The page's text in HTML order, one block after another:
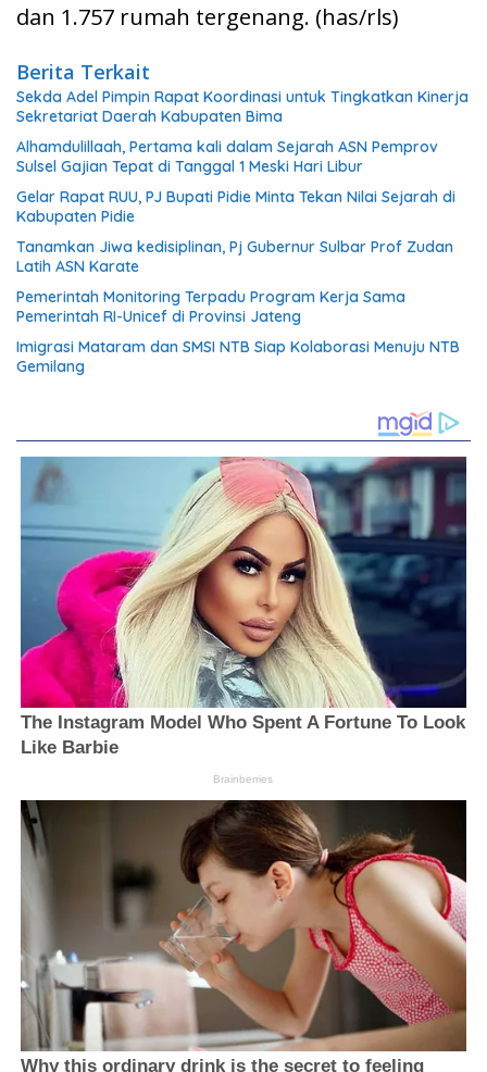
dan 1.757 rumah tergenang. (has/rls)
Berita Terkait
Sekda Adel Pimpin Rapat Koordinasi untuk Tingkatkan Kinerja
Sekretariat Daerah Kabupaten Bima
Alhamdulillaah, Pertama kali dalam Sejarah ASN Pemprov
Sulsel Gajian Tepat di Tanggal 1 Meski Hari Libur
Gelar Rapat RUU, PJ Bupati Pidie Minta Tekan Nilai Sejarah di
Kabupaten Pidie
Tanamkan Jiwa kedisiplinan, Pj Gubernur Sulbar Prof Zudan
Latih ASN Karate
Pemerintah Monitoring Terpadu Program Kerja Sama
Pemerintah RI-Unicef di Provinsi Jateng
Imigrasi Mataram dan SMSI NTB Siap Kolaborasi Menuju NTB
Gemilang